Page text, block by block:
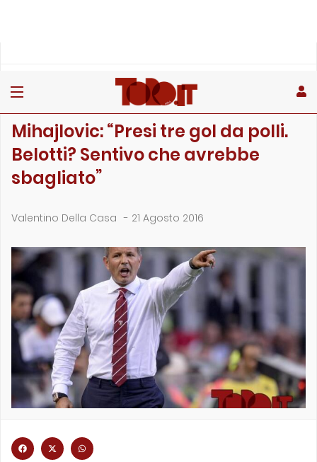
Mihajlovic: “Presi tre gol da polli.
Belotti? Sentivo che avrebbe
sbagliato”
Valentino Della Casa - 21 Agosto 2016